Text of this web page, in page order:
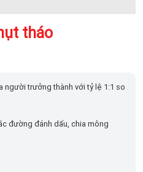
tháo
người trưởng thành với tỷ lệ 1:1 so
đường đánh dấu, chia mông